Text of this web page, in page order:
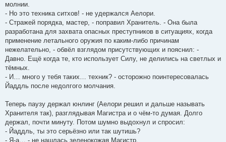
молнии.
- Но это техника ситхов! - не удержался Аелори.
- Стражей порядка, мастер, - поправил Хранитель. - Она была
разработана для захвата опасных преступников в ситуациях, когда
применение летального оружия по каким-либо причинам
нежелательно, - обвёл взглядом присутствующих и пояснил: -
Давно. Ещё когда те, кто использует Силу, не делились на светлых и
тёмных.
- И… много у тебя таких… техник? - осторожно поинтересовалась
Йаддль после недолгого молчания.
Теперь паузу держал юнлинг (Аелори решил и дальше называть
Хранителя так), разглядывая Магистра и о чём-то думая. Долго
держал, почти минуту. Потом шумно выдохнул и спросил:
- Йаддль, ты это серьёзно или так шутишь?
- Я-а… - не нашлась зеленокожая Магистр.